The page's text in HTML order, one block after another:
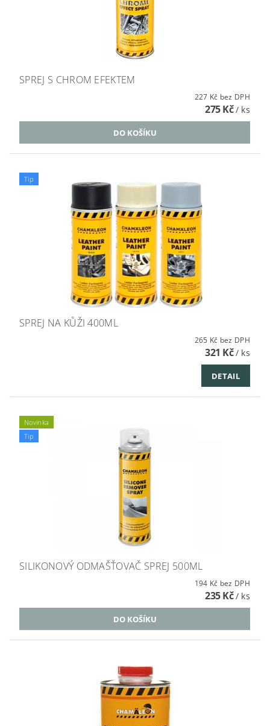
SPREJ S CHROM EFEKTEM
227 Kč bez DPH
275 Kč/ ks
Tip
SPREJ NA KŮŽI 400ML
265 Kč bez DPH
321 Kč/ ks
DETAIL
Novinka
Tip
SILIKONOVÝ ODMAŠŤOVAČ SPREJ 500ML
194 Kč bez DPH
235 Kč/ ks